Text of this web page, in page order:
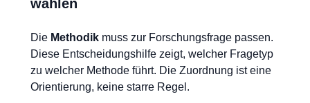
wählen
Die Methodik muss zur Forschungsfrage passen.
Diese Entscheidungshilfe zeigt, welcher Fragetyp
zu welcher Methode führt. Die Zuordnung ist eine
Orientierung, keine starre Regel.